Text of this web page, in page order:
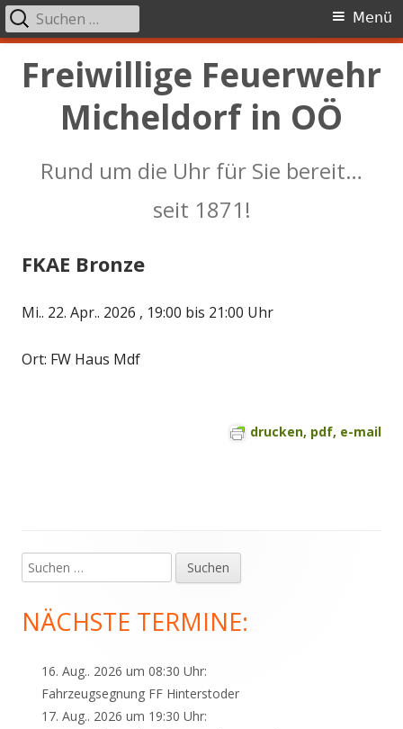
Freiwillige Feuerwehr
Micheldorf in OÖ
Rund um die Uhr für Sie bereit…
seit 1871!
Primäres
Menü
Menü
Suchen
nach:
FKAE Bronze
Mi.. 22. Apr.. 2026 , 19:00 bis 21:00 Uhr
Ort: FW Haus Mdf
drucken, pdf, e-mail
Haupt-
Seitenleiste
Suchen
nach:
NÄCHSTE TERMINE:
16. Aug.. 2026 um 08:30 Uhr:
Fahrzeugsegnung FF Hinterstoder
17. Aug.. 2026 um 19:30 Uhr: